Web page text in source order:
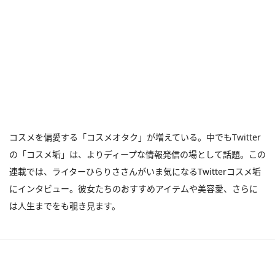
コスメを偏愛する「コスメオタク」が増えている。中でもTwitter
の「コスメ垢」は、よりディープな情報発信の場として話題。この
連載では、ライターひらりささんがいま気になるTwitterコスメ垢
にインタビュー。彼女たちのおすすめアイテムや美容愛、さらに
は人生までをも覗き見ます。